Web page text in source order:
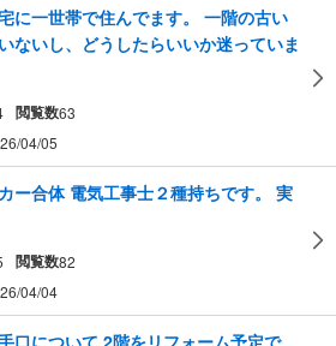
に一世帯で住んでます。 一階の古い
ないし、どうしたらいいか迷っていま
閲覧数63
04/05
ー合体 電気工事士２種持ちです。 実
閲覧数82
04/04
口について 2階をリフォーム予定で